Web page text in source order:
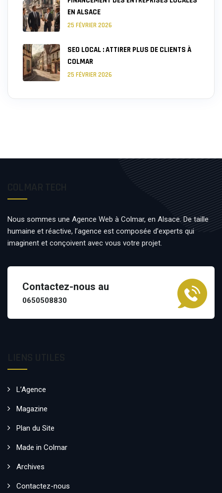
EN ALSACE
25 FÉVRIER 2026
SEO LOCAL : ATTIRER PLUS DE CLIENTS À
COLMAR
25 FÉVRIER 2026
Nous sommes une Agence Web à Colmar, en Alsace. De taille
humaine et réactive, l’agence est composée d’experts qui
imaginent et conçoivent avec vous votre projet.
Contactez-nous au
0650508830
L’Agence
Magazine
Plan du Site
Made in Colmar
Archives
Contactez-nous